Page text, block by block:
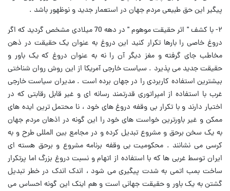
پیگیر این حق طبیعی مردم جهان در استعمار جدید و نوظهور باشد .
۲- با کشف " اثر حقیقت موهوم " در دهه 70 میلادی مشخص گردید که اگر
دروغ خاصی را بارها تکرار کنید این دروغ به عنوان یک حقیقت در ذهن
مخاطب جای گرفته و مغز دیگر آن را نه به عنوان دروغ که یک باور و
حقیقت جدید می پذیرد . سیاست خارجی آمریکا از این روش روان شناختی
بیشترین استفاده کاربردی را در جهان برده است . مدیران سیاست خارجی
غرب با استفاده از امپراتوری قدرتمند رسانه ای و غیر قابل رقابتی که در
اختیار دارند و با تکرار بی وقفه دروغ های خود ، نا محتمل ترین ایده های
ممکن و غیر باورترین خواست های خود را این گونه در اذهان مردم جهان
به یک سخن برحق و مشروع تبدیل کرده و در مجامع بین المللی طرح و به
کرسی می نشانند . محکومیت بی وقفه برنامه مشروع و برحق هسته ای
ایران توسط غربی ها که با استفاده از اتهام و نسبت دروغ بزرگ اما پرتکرار
ساخت بمب اتمی به شدت پیگیری می شود ، اندک اندک در خطر تبدیل
گشتن به یک باور و حقیقت جهانی است و هم اینک این گونه احساس می